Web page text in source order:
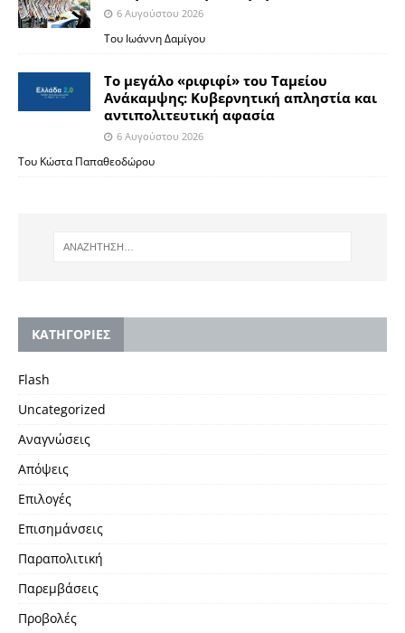
6 Αυγούστου 2026
Του Ιωάννη Δαμίγου
Το μεγάλο «ριφιφί» του Ταμείου
Ανάκαμψης: Κυβερνητική απληστία και
αντιπολιτευτική αφασία
6 Αυγούστου 2026
Του Κώστα Παπαθεοδώρου
KΑΤΗΓΟΡΙΕΣ
Flash
Uncategorized
Αναγνώσεις
Απόψεις
Επιλογές
Επισημάνσεις
Παραπολιτική
Παρεμβάσεις
Προβολές